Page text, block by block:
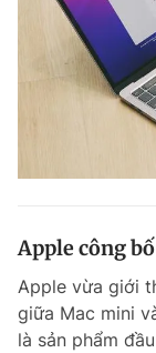
Theo dõi báo trên
Tổng biên tập:
Phó tổng biên tập
Phó tổng biên tập:
Phó tổng biên tập:
Tổng thư ký tòa
Apple công
Apple vừa giới
giữa Mac mini
là sản phẩm